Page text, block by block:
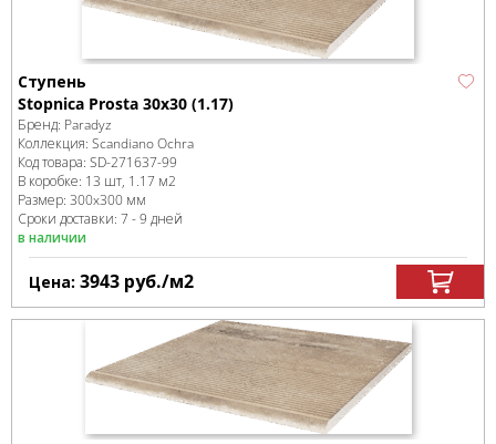
Ступень
Stopnica Prosta 30x30 (1.17)
Бренд: Paradyz
Коллекция: Scandiano Ochra
Код товара: SD-271637-99
В коробке: 13 шт, 1.17 м2
Размер: 300x300 мм
Сроки доставки: 7 - 9 дней
в наличии
Цена: 3943 руб./м2